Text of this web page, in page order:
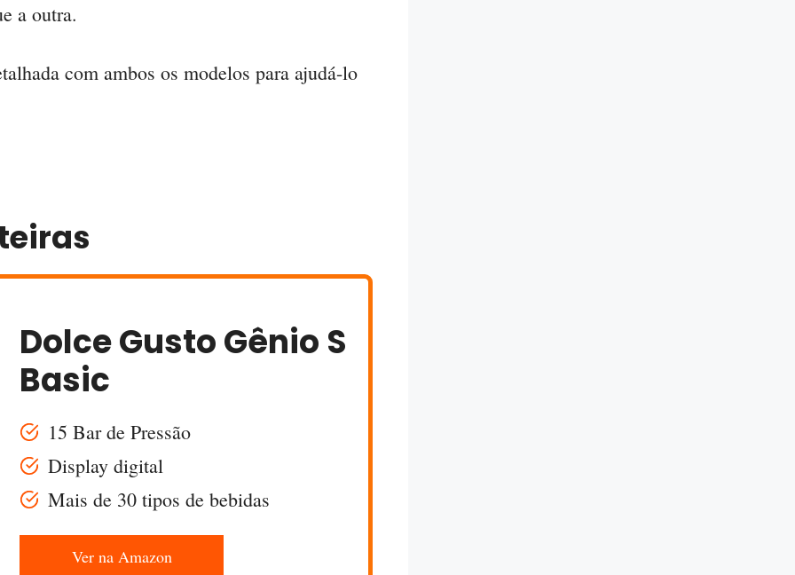
a outra.
com ambos os modelos para ajudá-lo
Dolce Gusto Gênio S
Basic
15 Bar de Pressão
Display digital
Mais de 30 tipos de bebidas
Ver na Amazon